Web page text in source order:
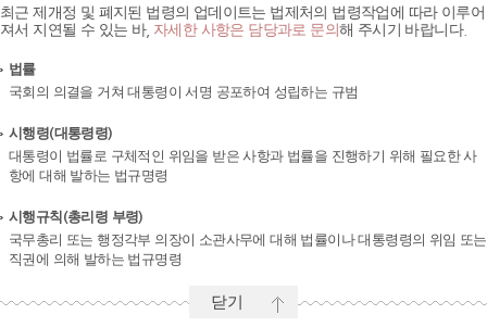
최근 제개정 및 폐지된 법령의 업데이트는 법제처의 법령작업에 따라 이루어
져서 지연될 수 있는 바, 자세한 사항은 담당과로 문의해 주시기 바랍니다.
법률
국회의 의결을 거쳐 대통령이 서명 공포하여 성립하는 규범
시행령(대통령령)
대통령이 법률로 구체적인 위임을 받은 사항과 법률을 진행하기 위해 필요한 사
항에 대해 발하는 법규명령
시행규칙(총리령 부령)
국무총리 또는 행정각부 의장이 소관사무에 대해 법률이나 대통령령의 위임 또는
직권에 의해 발하는 법규명령
닫기